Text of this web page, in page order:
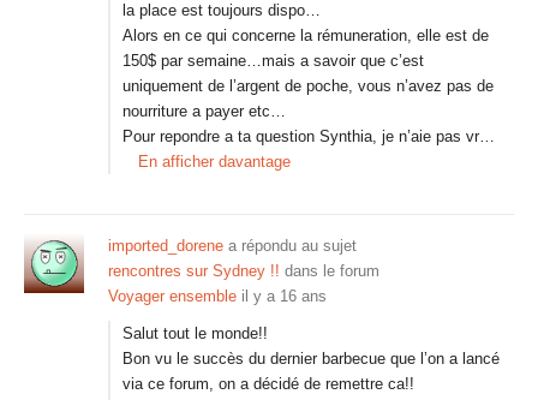
la place est toujours dispo…
Alors en ce qui concerne la rémuneration, elle est de
150$ par semaine…mais a savoir que c’est
uniquement de l’argent de poche, vous n’avez pas de
nourriture a payer etc…
Pour repondre a ta question Synthia, je n’aie pas vr…
En afficher davantage
imported_dorene a répondu au sujet
rencontres sur Sydney !! dans le forum
Voyager ensemble il y a 16 ans
Salut tout le monde!!
Bon vu le succès du dernier barbecue que l’on a lancé
via ce forum, on a décidé de remettre ca!!